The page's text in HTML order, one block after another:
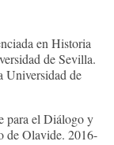
en Historia
de Sevilla.
Universidad de
para el Diálogo y
de Olavide. 2016-